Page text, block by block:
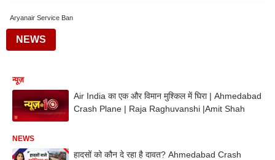
Aryanair Service Ban
NEWS
न्यूज़
Air India का एक और विमान मुश्किल में घिरा | Ahmedabad
Crash Plane | Raja Raghuvanshi |Amit Shah
NEWS
हादसों को कौन दे रहा है दावत? Ahmedabad Crash